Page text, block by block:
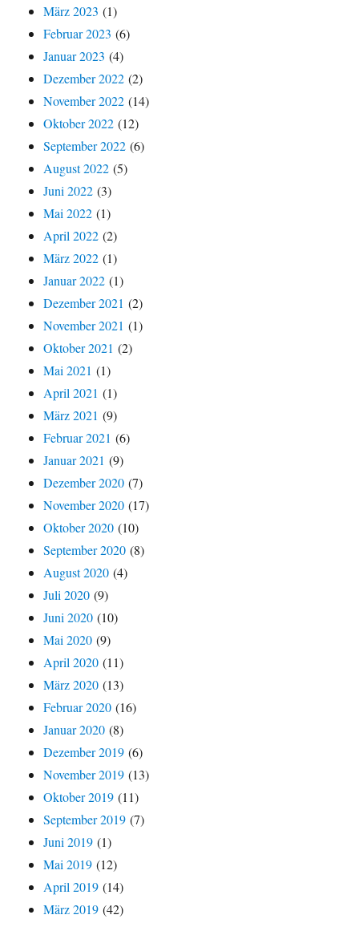
März 2023 (1)
Februar 2023 (6)
Januar 2023 (4)
Dezember 2022 (2)
November 2022 (14)
Oktober 2022 (12)
September 2022 (6)
August 2022 (5)
Juni 2022 (3)
Mai 2022 (1)
April 2022 (2)
März 2022 (1)
Januar 2022 (1)
Dezember 2021 (2)
November 2021 (1)
Oktober 2021 (2)
Mai 2021 (1)
April 2021 (1)
März 2021 (9)
Februar 2021 (6)
Januar 2021 (9)
Dezember 2020 (7)
November 2020 (17)
Oktober 2020 (10)
September 2020 (8)
August 2020 (4)
Juli 2020 (9)
Juni 2020 (10)
Mai 2020 (9)
April 2020 (11)
März 2020 (13)
Februar 2020 (16)
Januar 2020 (8)
Dezember 2019 (6)
November 2019 (13)
Oktober 2019 (11)
September 2019 (7)
Juni 2019 (1)
Mai 2019 (12)
April 2019 (14)
März 2019 (42)